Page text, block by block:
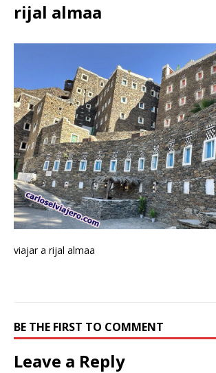
rijal almaa
viajar a rijal almaa
BE THE FIRST TO COMMENT
Leave a Reply